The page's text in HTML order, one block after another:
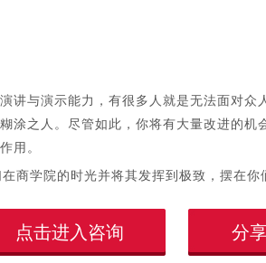
与演示能力，有很多人就是无法面对众
涂之人。尽管如此，你将有大量改进的机
用。
学院的时光并将其发挥到极致，摆在你
点击进入咨询 分